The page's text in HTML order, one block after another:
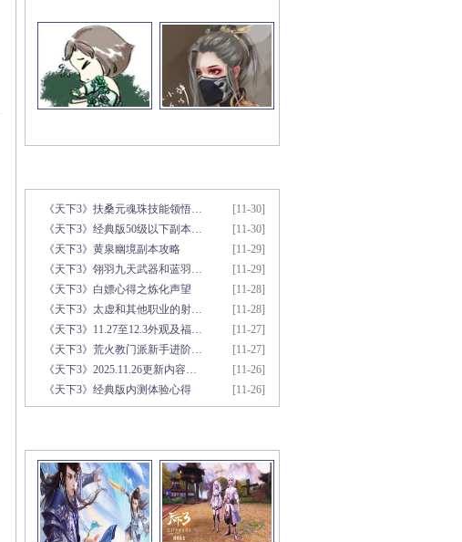
[11-30]
《天下3》扶桑元魂珠技能领悟…
[11-30]
《天下3》经典版50级以下副本…
[11-29]
《天下3》黄泉幽境副本攻略
[11-29]
《天下3》翎羽九天武器和蓝羽…
[11-28]
《天下3》白嫖心得之炼化声望
[11-28]
《天下3》太虚和其他职业的射…
[11-27]
《天下3》11.27至12.3外观及福…
[11-27]
《天下3》荒火教门派新手进阶…
[11-26]
《天下3》2025.11.26更新内容…
[11-26]
《天下3》经典版内测体验心得